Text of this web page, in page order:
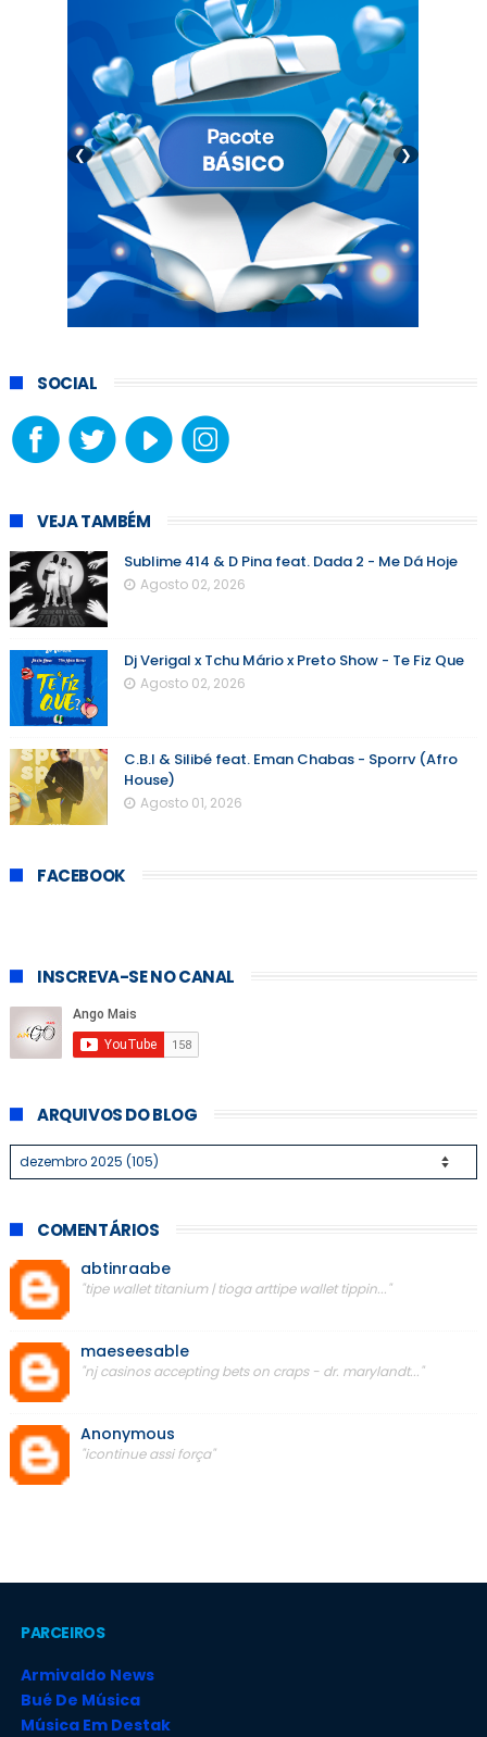
❮ ❯
SOCIAL
VEJA TAMBÉM
Sublime 414 & D Pina feat. Dada 2 - Me Dá Hoje
Agosto 02, 2026
Dj Verigal x Tchu Mário x Preto Show - Te Fiz Que
Agosto 02, 2026
C.B.I & Silibé feat. Eman Chabas - Sporrv (Afro
House)
Agosto 01, 2026
FACEBOOK
INSCREVA-SE NO CANAL
ARQUIVOS DO BLOG
COMENTÁRIOS
abtinraabe
"tipe wallet titanium | tioga arttipe wallet tippin..."
maeseesable
"nj casinos accepting bets on craps - dr. marylandt..."
Anonymous
"icontinue assi força"
PARCEIROS
Armivaldo News
Bué De Música
Música Em Destak